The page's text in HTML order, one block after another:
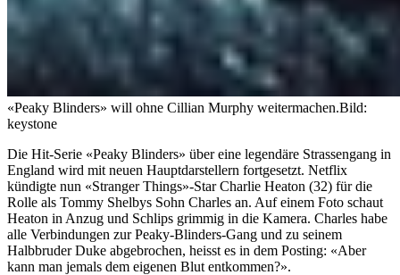
«Peaky Blinders» will ohne Cillian Murphy weitermachen.Bild:
keystone
Die Hit-Serie «Peaky Blinders» über eine legendäre Strassengang in
England wird mit neuen Hauptdarstellern fortgesetzt. Netflix
kündigte nun «Stranger Things»-Star Charlie Heaton (32) für die
Rolle als Tommy Shelbys Sohn Charles an. Auf einem Foto schaut
Heaton in Anzug und Schlips grimmig in die Kamera. Charles habe
alle Verbindungen zur Peaky-Blinders-Gang und zu seinem
Halbbruder Duke abgebrochen, heisst es in dem Posting: «Aber
kann man jemals dem eigenen Blut entkommen?».